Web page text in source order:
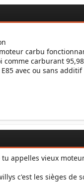
carbu
comme carburant
avec ou sans additif
appelles vieux
c'est les sièges